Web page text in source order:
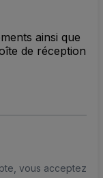
ainsi que
de réception
vous acceptez